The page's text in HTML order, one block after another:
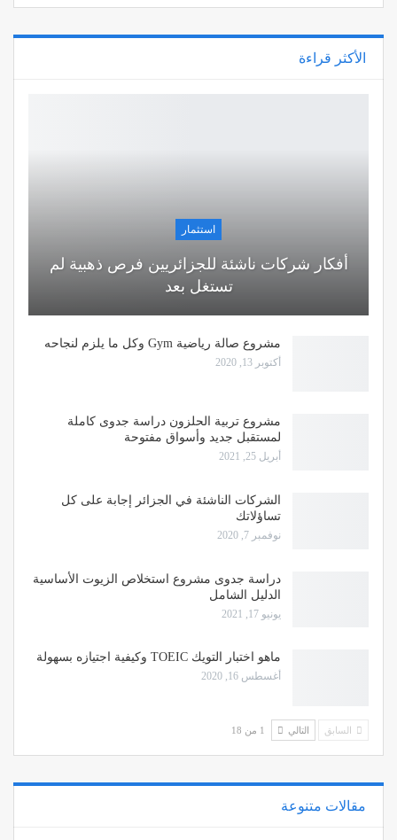
الأكثر قراءة
استثمار
أفكار شركات ناشئة للجزائريين فرص ذهبية لم
تستغل بعد
مشروع صالة رياضية Gym وكل ما يلزم لنجاحه
أكتوبر 13, 2020
مشروع تربية الحلزون دراسة جدوى كاملة
لمستقبل جديد وأسواق مفتوحة
أبريل 25, 2021
الشركات الناشئة في الجزائر إجابة على كل
تساؤلاتك
نوفمبر 7, 2020
دراسة جدوى مشروع استخلاص الزيوت الأساسية
الدليل الشامل
يونيو 17, 2021
ماهو اختبار التويك TOEIC وكيفية اجتيازه بسهولة
أغسطس 16, 2020
السابق التالي 1 من 18
مقالات متنوعة